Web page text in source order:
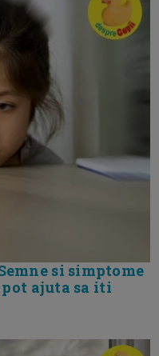
si simptome
ajuta sa iti